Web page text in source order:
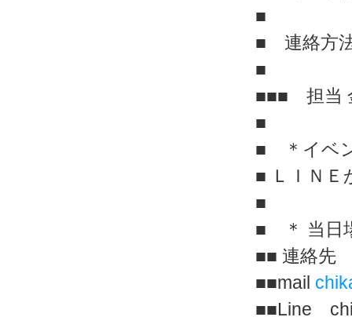
■
■ 連絡方
■
■■■ 担当
■
■ ＊イベ
■ ＬＩＮＥ
■
■ ＊ 当日
■■ 連絡先
■■mail
■■Line